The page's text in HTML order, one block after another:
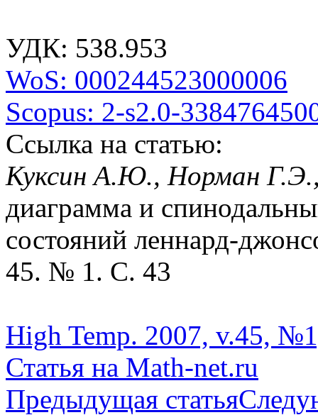
УДК: 538.953
WoS: 000244523000006
Scopus: 2-s2.0-
Ссылка на статью:
Куксин А.Ю., Норман
диаграмма и
состояний леннард-
45. № 1. С. 43
High Temp. 2007, v.45,
Статья на Math-net.ru
Предыдущая статья